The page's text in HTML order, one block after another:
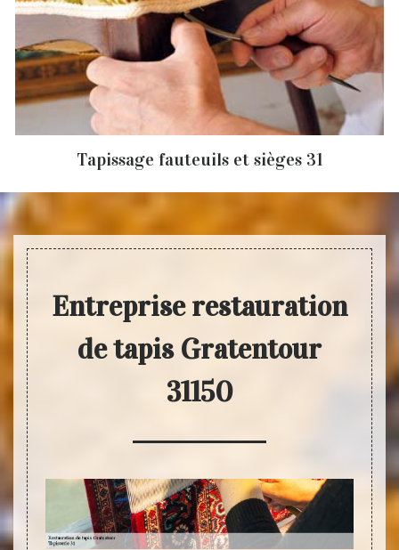
Tapissage fauteuils et sièges 31
Entreprise restauration
de tapis Gratentour
31150